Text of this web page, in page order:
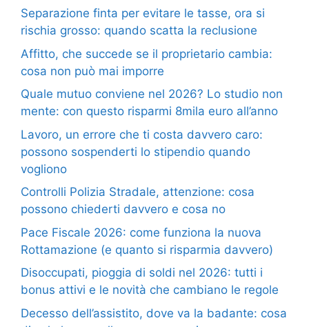
Separazione finta per evitare le tasse, ora si
rischia grosso: quando scatta la reclusione
Affitto, che succede se il proprietario cambia:
cosa non può mai imporre
Quale mutuo conviene nel 2026? Lo studio non
mente: con questo risparmi 8mila euro all’anno
Lavoro, un errore che ti costa davvero caro:
possono sospenderti lo stipendio quando
vogliono
Controlli Polizia Stradale, attenzione: cosa
possono chiederti davvero e cosa no
Pace Fiscale 2026: come funziona la nuova
Rottamazione (e quanto si risparmia davvero)
Disoccupati, pioggia di soldi nel 2026: tutti i
bonus attivi e le novità che cambiano le regole
Decesso dell’assistito, dove va la badante: cosa